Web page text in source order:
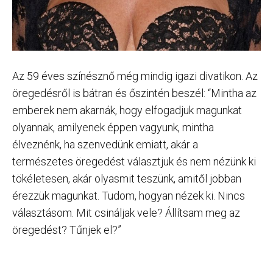
Az 59 éves színésznő még mindig igazi divatikon. Az
öregedésről is bátran és őszintén beszél: “Mintha az
emberek nem akarnák, hogy elfogadjuk magunkat
olyannak, amilyenek éppen vagyunk, mintha
élveznénk, ha szenvedünk emiatt, akár a
természetes öregedést választjuk és nem nézünk ki
tökéletesen, akár olyasmit teszünk, amitől jobban
érezzük magunkat. Tudom, hogyan nézek ki. Nincs
választásom. Mit csináljak vele? Állítsam meg az
öregedést? Tűnjek el?”